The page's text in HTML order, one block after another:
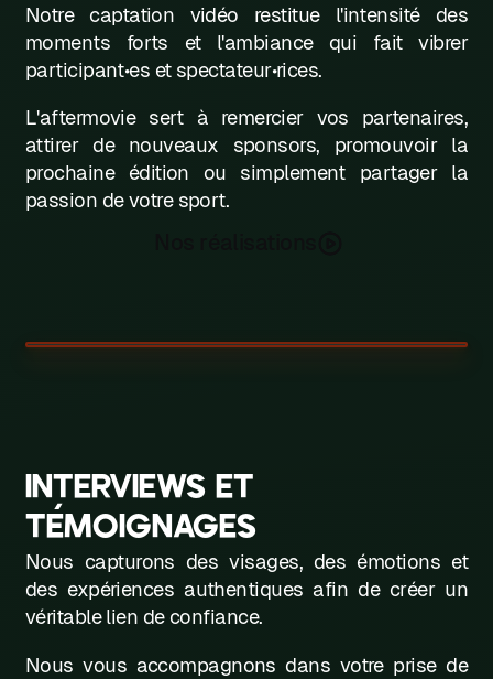
L
M
N
0
P
W
X
Y
Notre captation vidéo restitue l'intensité des
moments forts et l'ambiance qui fait vibrer
participant•es et spectateur•rices.
L'aftermovie sert à remercier vos partenaires,
attirer de nouveaux sponsors, promouvoir la
prochaine édition ou simplement partager la
passion de votre sport.
INTERVIEWS ET
TÉMOIGNAGES
Nous capturons des visages, des émotions et
des expériences authentiques afin de créer un
véritable lien de confiance.
Nous vous accompagnons dans votre prise de